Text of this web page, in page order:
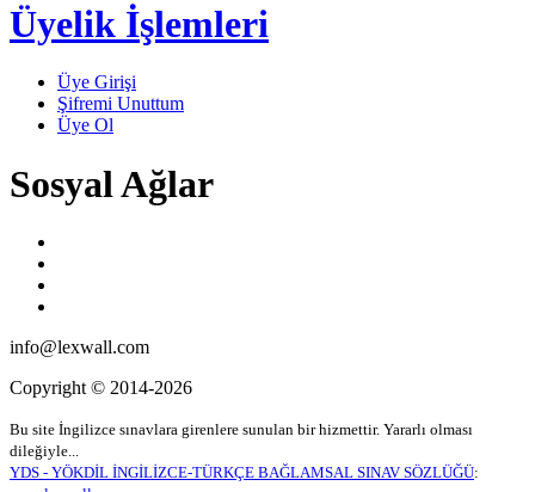
Üyelik İşlemleri
Üye Girişi
Şifremi Unuttum
Üye Ol
Sosyal Ağlar
info@lexwall.com
Copyright © 2014-2026
Bu site İngilizce sınavlara girenlere sunulan bir hizmettir. Yararlı olması
dileğiyle...
YDS - YÖKDİL İNGİLİZCE-TÜRKÇE BAĞLAMSAL SINAV SÖZLÜĞÜ: